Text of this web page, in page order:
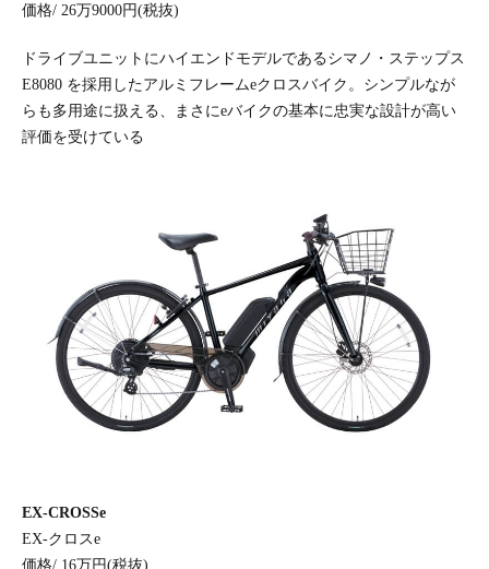
価格/ 26万9000円(税抜)
ドライブユニットにハイエンドモデルであるシマノ・ステップス
E8080 を採用したアルミフレームeクロスバイク。シンプルなが
らも多用途に扱える、まさにeバイクの基本に忠実な設計が高い
評価を受けている
EX-CROSSe
EX-クロスe
価格/ 16万円(税抜)